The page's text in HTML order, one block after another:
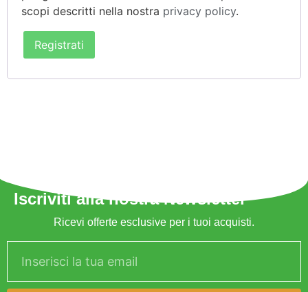
scopi descritti nella nostra privacy policy.
Registrati
Iscriviti alla nostra Newsletter
Ricevi offerte esclusive per i tuoi acquisti.